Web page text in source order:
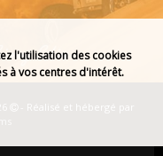
- Réalisé et hébergé par
l'utilisation des cookies
à vos centres d'intérêt.